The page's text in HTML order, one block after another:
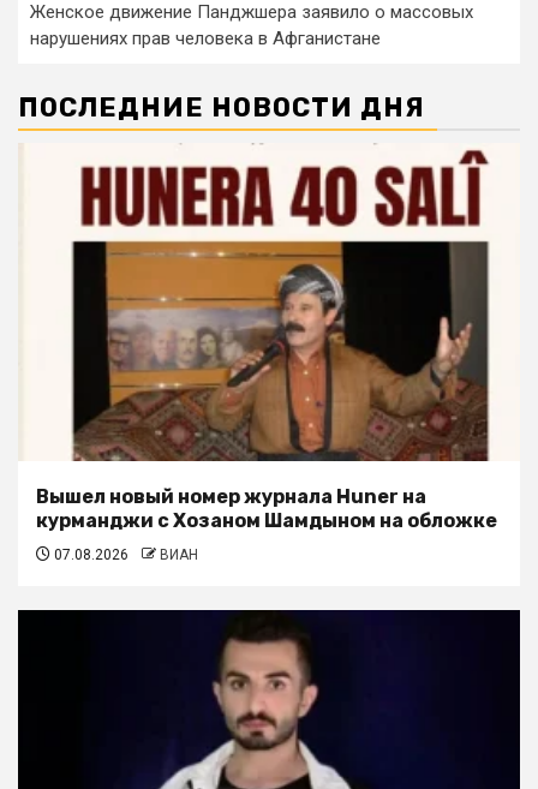
Женское движение Панджшера заявило о массовых
нарушениях прав человека в Афганистане
ПОСЛЕДНИЕ НОВОСТИ ДНЯ
Вышел новый номер журнала Huner на
курманджи с Хозаном Шамдыном на обложке
07.08.2026 ВИАН